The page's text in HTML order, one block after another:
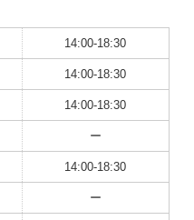
14:00-18:30
14:00-18:30
14:00-18:30
ー
14:00-18:30
ー